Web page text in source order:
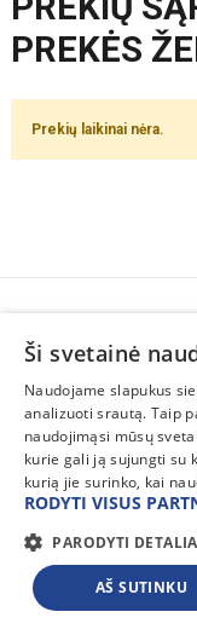
PREKĖS
Prekių laikinai nėra.
INFORMACIJA
PAGALBA
Ši svetainė
Naudojame slapukus
analizuoti srautą. Taip
naudojimąsi mūsų
kurie gali ją sujungti su
kurią jie surinko, kai
RODYTI VISUS
PARODYTI
AŠ SUTINKU